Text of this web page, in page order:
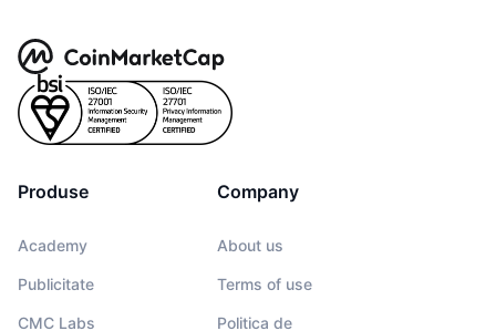
Produse
Academy
Publicitate
CMC Labs
Company
About us
Terms of use
Politica de